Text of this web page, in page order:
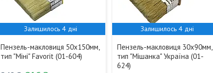
Залишилось 4 дні
Пензель-макловиця 50х150мм,
тип "Міні" Favorit (01-604)
Залишилось 4 дні
Пензель-макловиця 30х90мм,
тип "Мішанка" Україна (01-
624)